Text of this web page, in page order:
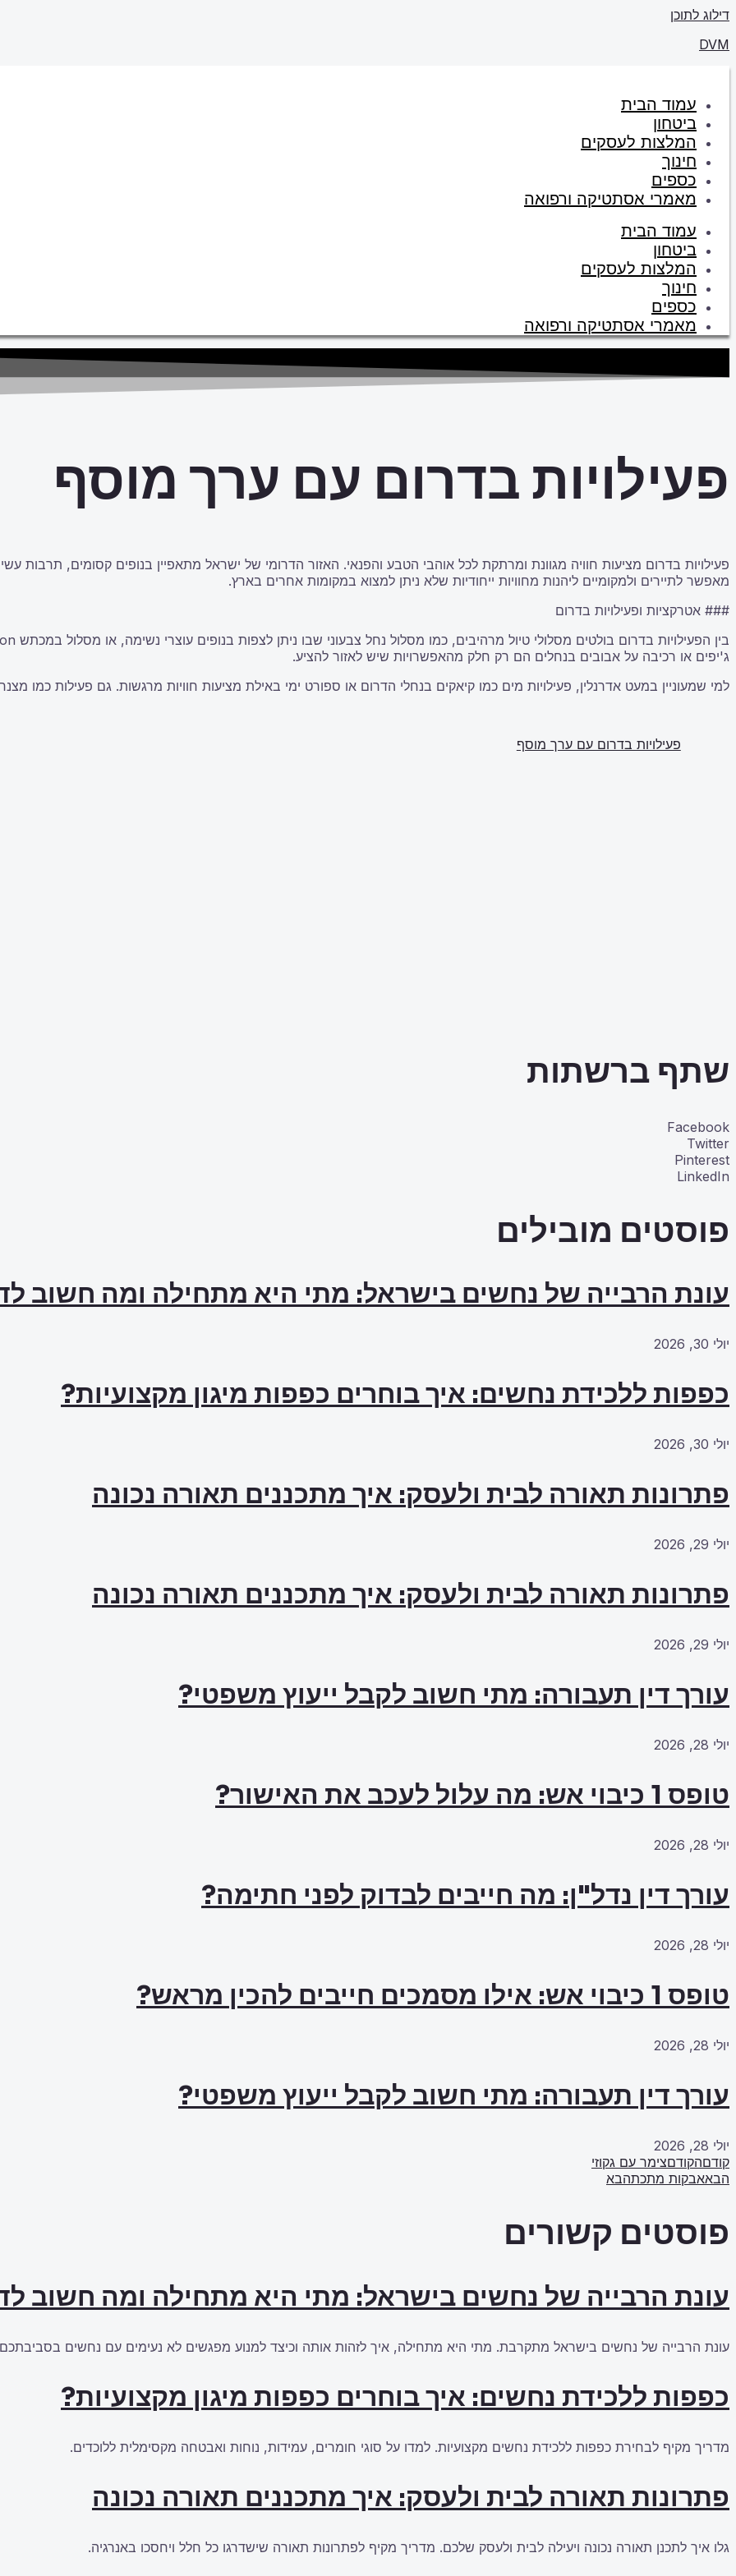
דילוג לתוכן
DVM
עמוד הבית
ביטחון
המלצות לעסקים
חינוך
כספים
מאמרי אסתטיקה ורפואה
עמוד הבית
ביטחון
המלצות לעסקים
חינוך
כספים
מאמרי אסתטיקה ורפואה
פעילויות בדרום עם ערך מוסף
פעילויות בדרום מציעות חוויה מגוונת ומרתקת לכל אוהבי הטבע והפנאי. האזור הדרומי של ישראל מתאפיין בנופים קסומים, תרבות
מאפשר לתיירים ולמקומיים ליהנות מחוויות ייחודיות שלא ניתן למצוא במקומות אחרים בארץ.
### אטרקציות ופעילויות בדרום
ג'יפים או רכיבה על אבובים בנחלים הם רק חלק מהאפשרויות שיש לאזור להציע.
למי שמעוניין במעט אדרנלין, פעילויות מים כמו קיאקים בנחלי הדרום או ספורט ימי באילת מציעות חוויות מרגשות. גם פעילות כמו
פעילויות בדרום עם ערך מוסף
שתף ברשתות
Facebook
Twitter
Pinterest
LinkedIn
פוסטים מובילים
עונת הרבייה של נחשים בישראל: מתי היא מתחילה ומה חשוב
יולי 30, 2026
כפפות ללכידת נחשים: איך בוחרים כפפות מיגון מקצועיות?
יולי 30, 2026
פתרונות תאורה לבית ולעסק: איך מתכננים תאורה נכונה
יולי 29, 2026
פתרונות תאורה לבית ולעסק: איך מתכננים תאורה נכונה
יולי 29, 2026
עורך דין תעבורה: מתי חשוב לקבל ייעוץ משפטי?
יולי 28, 2026
טופס 1 כיבוי אש: מה עלול לעכב את האישור?
יולי 28, 2026
עורך דין נדל"ן: מה חייבים לבדוק לפני חתימה?
יולי 28, 2026
טופס 1 כיבוי אש: אילו מסמכים חייבים להכין מראש?
יולי 28, 2026
עורך דין תעבורה: מתי חשוב לקבל ייעוץ משפטי?
יולי 28, 2026
קודםהקודםצימר עם גקוזי
הבאאבקות מתכתהבא
פוסטים קשורים
עונת הרבייה של נחשים בישראל: מתי היא מתחילה ומה חשוב
עונת הרבייה של נחשים בישראל מתקרבת. מתי היא מתחילה, איך לזהות אותה וכיצד למנוע מפגשים לא נעימים עם נחשים
כפפות ללכידת נחשים: איך בוחרים כפפות מיגון מקצועיות?
מדריך מקיף לבחירת כפפות ללכידת נחשים מקצועיות. למדו על סוגי חומרים, עמידות, נוחות ואבטחה מקסימלית ללוכדים.
פתרונות תאורה לבית ולעסק: איך מתכננים תאורה נכונה
גלו איך לתכנן תאורה נכונה ויעילה לבית ולעסק שלכם. מדריך מקיף לפתרונות תאורה שישדרגו כל חלל ויחסכו באנרגיה.